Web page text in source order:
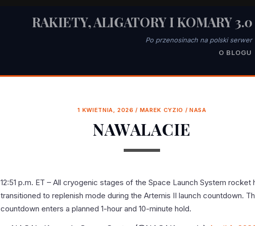
RAKIETY, ALIGATORY I KOMARY 3.0
Po przenosinach na polski serwer
O BLOGU
1 KWIETNIA, 2026 / MAREK CYZIO /NASA
NAWALACIE
12:51 p.m. ET – All cryogenic stages of the Space Launch System rocket
transitioned to replenish mode during the Artemis II launch countdown.
countdown enters a planned 1-hour and 10-minute hold.